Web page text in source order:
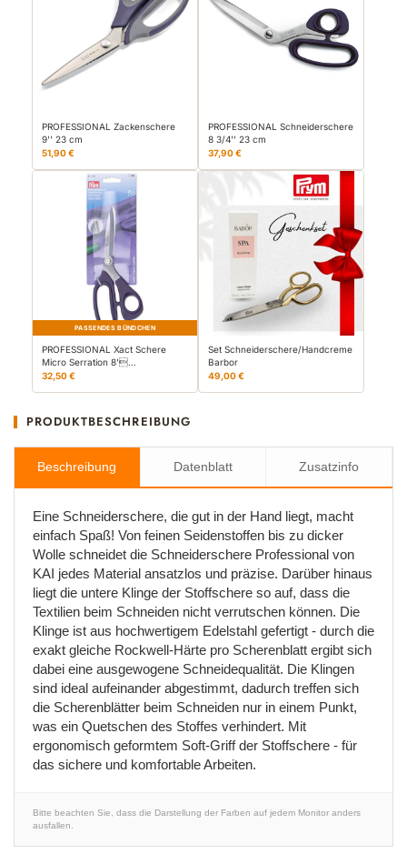
PROFESSIONAL Zackenschere
9'' 23 cm
51,90 €
PROFESSIONAL Schneiderschere
8 3/4'' 23 cm
37,90 €
PASSENDES BÜNDCHEN
PROFESSIONAL Xact Schere
Micro Serration 8'…
32,50 €
Set Schneiderschere/Handcreme
Barbor
49,00 €
PRODUKTBESCHREIBUNG
Beschreibung Datenblatt Zusatzinfo
Eine Schneiderschere, die gut in der Hand liegt, macht
einfach Spaß! Von feinen Seidenstoffen bis zu dicker
Wolle schneidet die Schneiderschere Professional von
KAI jedes Material ansatzlos und präzise. Darüber hinaus
liegt die untere Klinge der Stoffschere so auf, dass die
Textilien beim Schneiden nicht verrutschen können. Die
Klinge ist aus hochwertigem Edelstahl gefertigt - durch die
exakt gleiche Rockwell-Härte pro Scherenblatt ergibt sich
dabei eine ausgewogene Schneidequalität. Die Klingen
sind ideal aufeinander abgestimmt, dadurch treffen sich
die Scherenblätter beim Schneiden nur in einem Punkt,
was ein Quetschen des Stoffes verhindert. Mit
ergonomisch geformtem Soft-Griff der Stoffschere - für
das sichere und komfortable Arbeiten.
Bitte beachten Sie, dass die Darstellung der Farben auf jedem Monitor anders
ausfallen.